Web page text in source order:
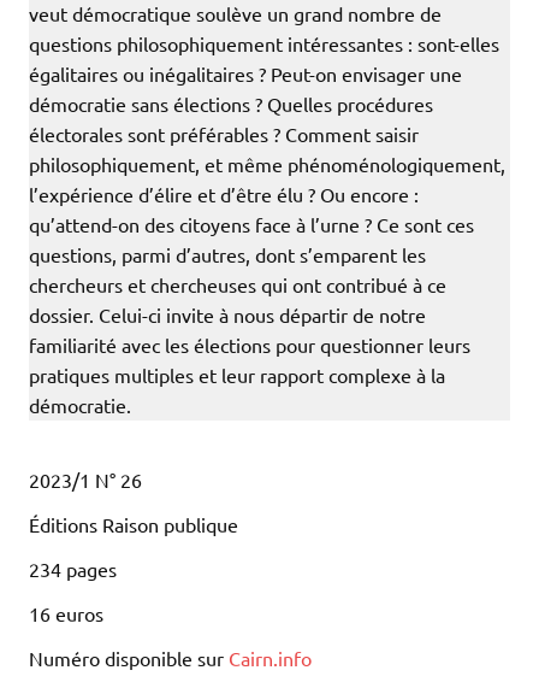
veut démocratique soulève un grand nombre de
questions philosophiquement intéressantes : sont-elles
égalitaires ou inégalitaires ? Peut-on envisager une
démocratie sans élections ? Quelles procédures
électorales sont préférables ? Comment saisir
philosophiquement, et même phénoménologiquement,
l’expérience d’élire et d’être élu ? Ou encore :
qu’attend-on des citoyens face à l’urne ? Ce sont ces
questions, parmi d’autres, dont s’emparent les
chercheurs et chercheuses qui ont contribué à ce
dossier. Celui-ci invite à nous départir de notre
familiarité avec les élections pour questionner leurs
pratiques multiples et leur rapport complexe à la
démocratie.
2023/1 N° 26
Éditions Raison publique
234 pages
16 euros
Numéro disponible sur Cairn.info